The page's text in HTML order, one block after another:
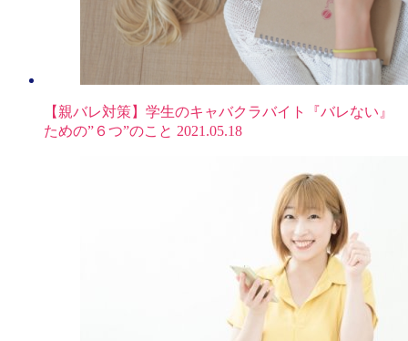
【親バレ対策】学生のキャバクラバイト『バレない』
ための”６つ”のこと 2021.05.18